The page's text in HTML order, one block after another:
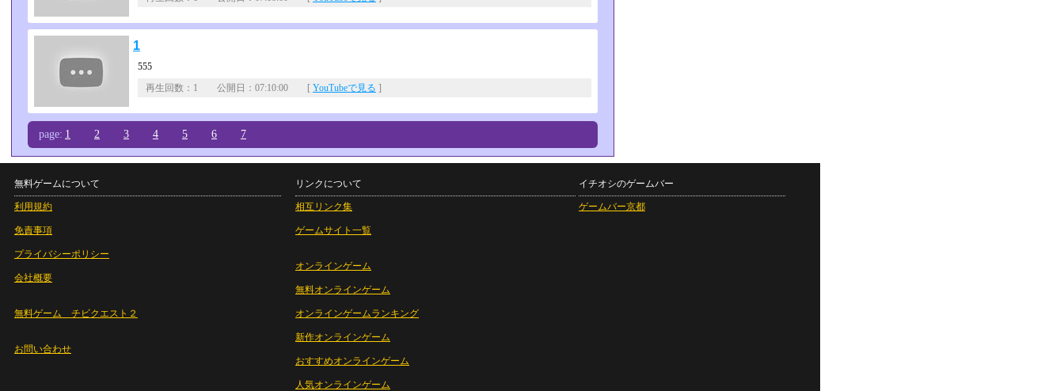
1
555
再生回数：1 公開日：07:10:00 [ YouTubeで見る ]
page: 1 2 3 4 5 6 7
無料ゲームについて
利用規約
免責事項
プライバシーポリシー
会社概要
無料ゲーム チビクエスト２
お問い合わせ
リンクについて
相互リンク集
ゲームサイト一覧
オンラインゲーム
無料オンラインゲーム
オンラインゲームランキング
新作オンラインゲーム
おすすめオンラインゲーム
人気オンラインゲーム
イチオシのゲームバー
ゲームバー京都